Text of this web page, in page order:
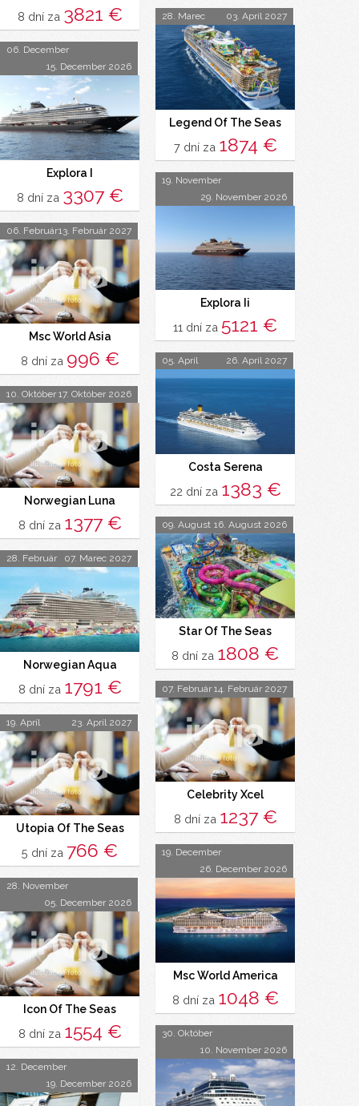
8 dní za 3821 € 28. Marec 03. Apríl 2027
Legend Of The Seas
7 dní za 1874 €
06. December
15. December 2026
Explora I
8 dní za 3307 €
19. November
29. November 2026
Explora Ii
11 dní za 5121 €
06. Február13. Február 2027
Msc World Asia
8 dní za 996 € 05. Apríl 26. Apríl 2027
Costa Serena
22 dní za 1383 €
10. Október 17. Október 2026
Norwegian Luna
8 dní za 1377 € 09. August 16. August 2026
Star Of The Seas
8 dní za 1808 €
28. Február 07. Marec 2027
Norwegian Aqua
8 dní za 1791 € 07. Február 14. Február 2027
Celebrity Xcel
8 dní za 1237 €
19. Apríl 23. Apríl 2027
Utopia Of The Seas
5 dní za 766 €
19. December
26. December 2026
Msc World America
8 dní za 1048 €
28. November
05. December 2026
Icon Of The Seas
8 dní za 1554 €
30. Október
10. November 2026
12. December
19. December 2026